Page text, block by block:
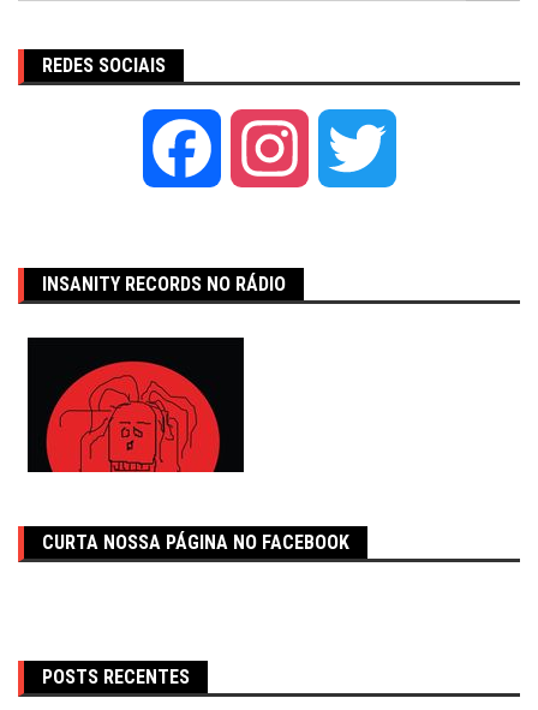
REDES SOCIAIS
Facebook Instagram
INSANITY RECORDS NO RÁDIO
CURTA NOSSA PÁGINA NO FACEBOOK
POSTS RECENTES